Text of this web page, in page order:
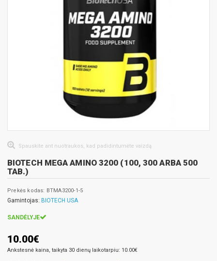
Spauskite ant nuotraukos, kad padidintumėte vaizdą
BIOTECH MEGA AMINO 3200 (100, 300 ARBA 500
TAB.)
Prekės kodas: BTMA3200-1-5
Gamintojas: BIOTECH USA
SANDĖLYJE
10.00€
Ankstesnė kaina, taikyta 30 dienų laikotarpiu: 10.00€